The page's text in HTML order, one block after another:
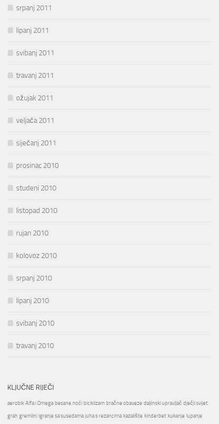
srpanj 2011
lipanj 2011
svibanj 2011
travanj 2011
ožujak 2011
veljača 2011
siječanj 2011
prosinac 2010
studeni 2010
listopad 2010
rujan 2010
kolovoz 2010
srpanj 2010
lipanj 2010
svibanj 2010
travanj 2010
KLJUČNE RIJEČI
aerobik Alfa i Omega besane noći biciklizam bračne obaveze daljinski upravljač dječji svijet
grah gremlini igranje sa susedama juha s rezancima kazalište kinderbet kukanje lupanje